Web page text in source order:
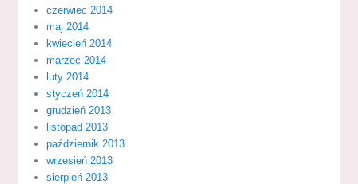
czerwiec 2014
maj 2014
kwiecień 2014
marzec 2014
luty 2014
styczeń 2014
grudzień 2013
listopad 2013
październik 2013
wrzesień 2013
sierpień 2013